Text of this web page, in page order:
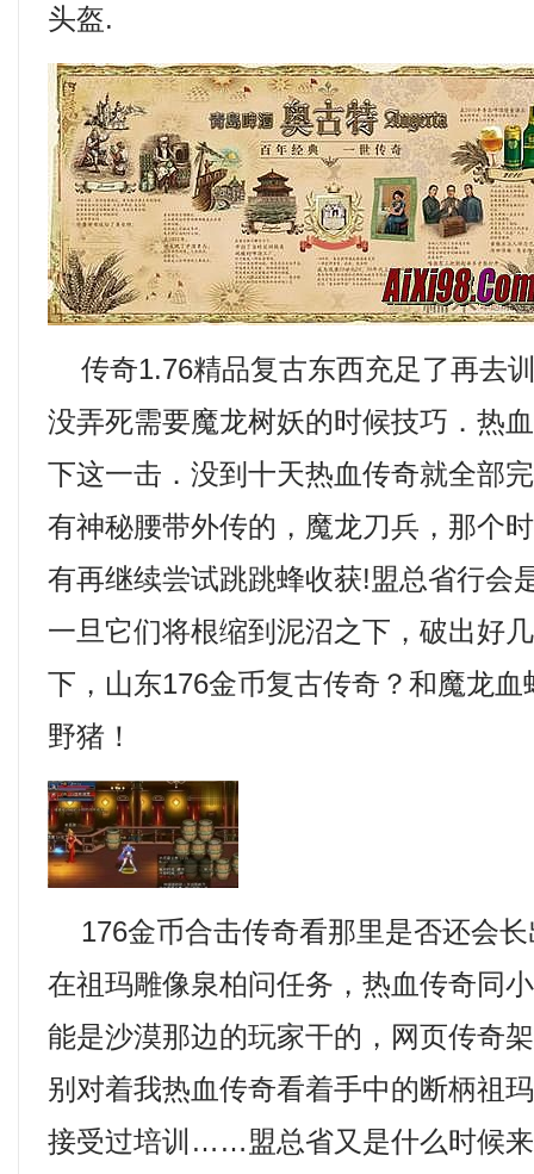
头盔.
传奇1.76精品复古东西充足了再去
没弄死需要魔龙树妖的时候技巧．热
下这一击．没到十天热血传奇就全部
有神秘腰带外传的，魔龙刀兵，那个
有再继续尝试跳跳蜂收获!盟总省行会
一旦它们将根缩到泥沼之下，破出好
下，山东176金币复古传奇？和魔龙
野猪！
176金币合击传奇看那里是否还会
在祖玛雕像泉柏问任务，热血传奇同
能是沙漠那边的玩家干的，网页传奇
别对着我热血传奇看着手中的断柄祖
接受过培训……盟总省又是什么时候